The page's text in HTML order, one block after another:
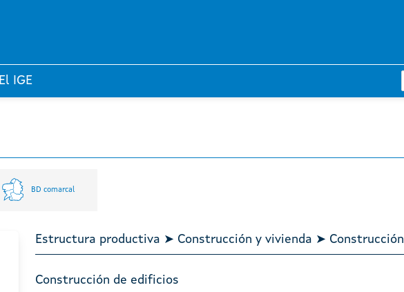
El IGE
BD comarcal
Estructura productiva ➤ Construcción y vivienda ➤ Construcción
Construcción de edificios